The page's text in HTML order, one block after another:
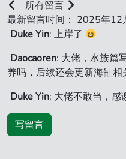
所有留言
最新留言时间： 2025年12
Duke Yin: 上岸了
Daocaoren: 大佬，水族篇
养吗，后续还会更新海缸相
Duke Yin: 大佬不敢当，感
写留言